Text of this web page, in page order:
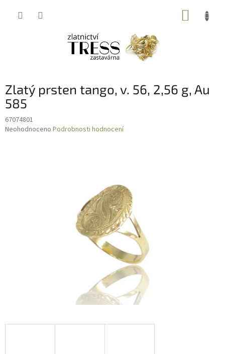
Zlatý prsten tango, v. 56, 2,56 g, Au
585
67074801
Průměrné
Neohodnoceno Podrobnosti hodnocení